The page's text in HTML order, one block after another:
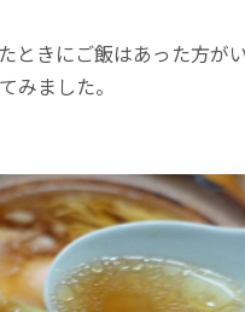
ときにご飯はあった方が
みました。